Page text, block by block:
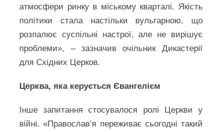
атмосфери ринку в міському кварталі. Якість
політики стала настільки вульгарною, що
розпалює суспільні настрої, але не вирішує
проблеми», – зазначив очільник Дикастерії
для Східних Церков.
Церква, яка керується Євангелієм
Інше запитання стосувалося ролі Церкви у
війні. «Православ’я переживає сьогодні такий